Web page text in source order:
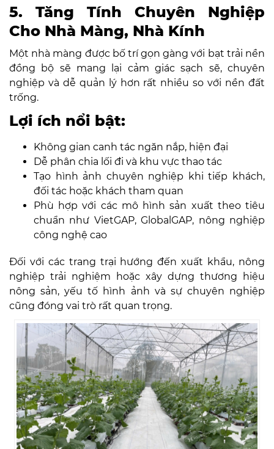
5. Tăng Tính Chuyên Nghiệp
Cho Nhà Màng, Nhà Kính
Một nhà màng được bố trí gọn gàng với bạt trải nền
đồng bộ sẽ mang lại cảm giác sạch sẽ, chuyên
nghiệp và dễ quản lý hơn rất nhiều so với nền đất
trống.
Lợi ích nổi bật:
Không gian canh tác ngăn nắp, hiện đại
Dễ phân chia lối đi và khu vực thao tác
Tạo hình ảnh chuyên nghiệp khi tiếp khách,
đối tác hoặc khách tham quan
Phù hợp với các mô hình sản xuất theo tiêu
chuẩn như VietGAP, GlobalGAP, nông nghiệp
công nghệ cao
Đối với các trang trại hướng đến xuất khẩu, nông
nghiệp trải nghiệm hoặc xây dựng thương hiệu
nông sản, yếu tố hình ảnh và sự chuyên nghiệp
cũng đóng vai trò rất quan trọng.